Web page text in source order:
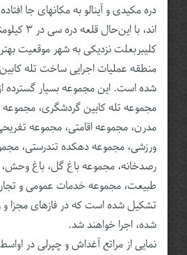
دره مکیدی و آینالو به مکانهای جا
اند، با
کلیبربعلت نزدیکی‌ به شهر موقعیت
منطقه عملیات اجرایی ساخت تله
شده است. این مجموعه بسیار گسترده
مجموعه تله کابین گردشگری، مجموعه
مدرن، مجموعه اقامتی، مجموعه
ورزشی، مجموعه دهکده تندرستی،
رصدخانه، مجموعه باغ گل، باغ وحش،
طبیعت، مجموعه خدمات عمومی و
تشکیل شده است که در فازهای مجزا
شده، اجرا خواهند شد.
نمایی از مراتع آغداش و چپرلی در